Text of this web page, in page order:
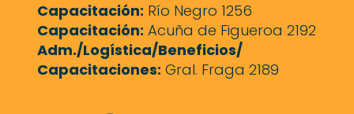
Capacitación: Río Negro 1256
Capacitación: Acuña de Figueroa 2192
Adm./Logística/Beneficios/
Capacitaciones: Gral. Fraga 2189